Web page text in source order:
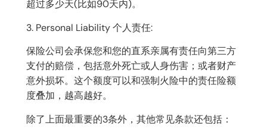
超过多少天(比如90天内)。
3. Personal Liability 个人责任:
保险公司会承保您和您的直系亲属有责任向第三方
支付的赔偿，包括意外死亡或人身伤害；或者财产
意外损坏。这个额度可以和强制火险中的责任险额
度叠加，越高越好。
除了上面最重要的3条外，其他常见条款还包括：